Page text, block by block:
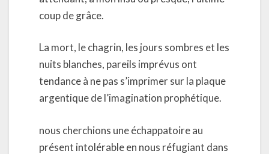
coup de grâce.
La mort, le chagrin, les jours sombres et les
nuits blanches, pareils imprévus ont
tendance à ne pas s’imprimer sur la plaque
argentique de l’imagination prophétique.
nous cherchions une échappatoire au
présent intolérable en nous réfugiant dans